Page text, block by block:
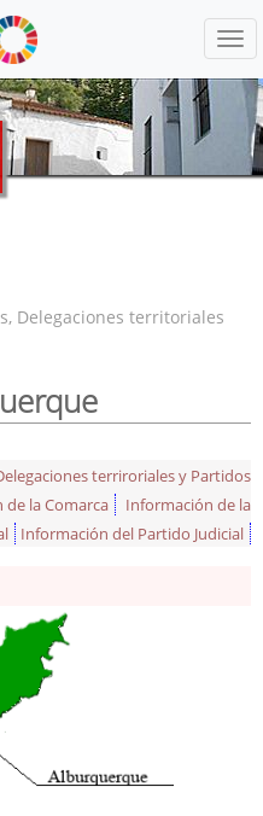
Delegaciones territoriales
terriroriales y Partidos
la Comarca
Información de la
Información del Partido Judicial